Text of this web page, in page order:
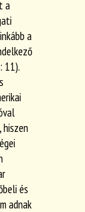
a
a
11).
és
adnak